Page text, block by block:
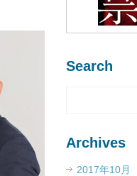
Search
Archives
2017年10月